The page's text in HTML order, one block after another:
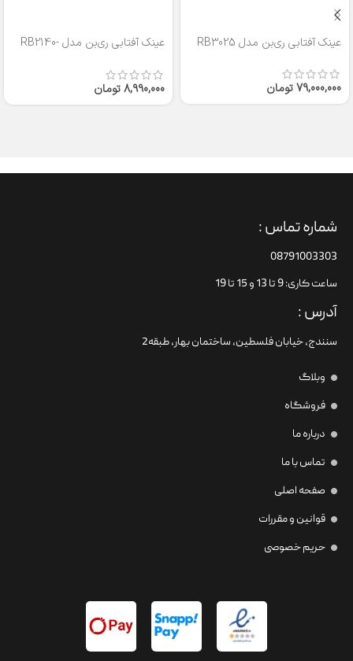
عینک آفتابی ری‌بن مدل RB3025
79,000,000تومان
عینک آفتابی ری‌بن مدل RB2140-
8,990,000تومان
شماره تماس :
08791003303
ساعت کاری: 9 تا 13 و 15 تا 19
آدرس :
سنندج، خیابان فلسطین،‌ ساختمان بهار، طبقه2
وبلاگ
فروشگاه
درباره ما
تماس با ما
صفحه اصلی
قوانین و مقررات
حریم خصوصی